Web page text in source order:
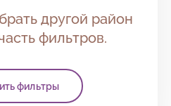
другой район
фильтров.
фильтры